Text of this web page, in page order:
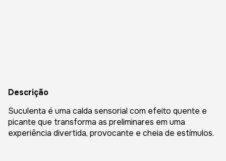
Descrição
Suculenta é uma calda sensorial com efeito quente e
picante que transforma as preliminares em uma
experiência divertida, provocante e cheia de estímulos.